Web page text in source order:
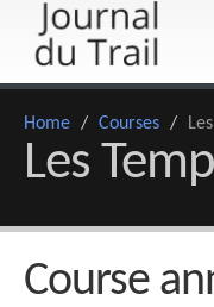
Home / Courses /
Les
Course